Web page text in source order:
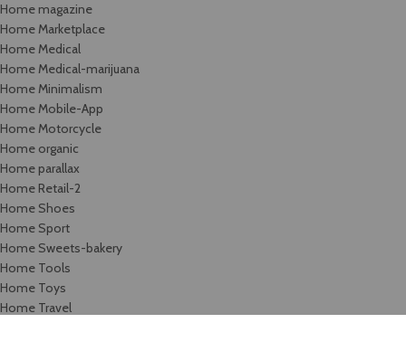
Home magazine
Home Marketplace
Home Medical
Home Medical-marijuana
Home Minimalism
Home Mobile-App
Home Motorcycle
Home organic
Home parallax
Home Retail-2
Home Shoes
Home Sport
Home Sweets-bakery
Home Tools
Home Toys
Home Travel